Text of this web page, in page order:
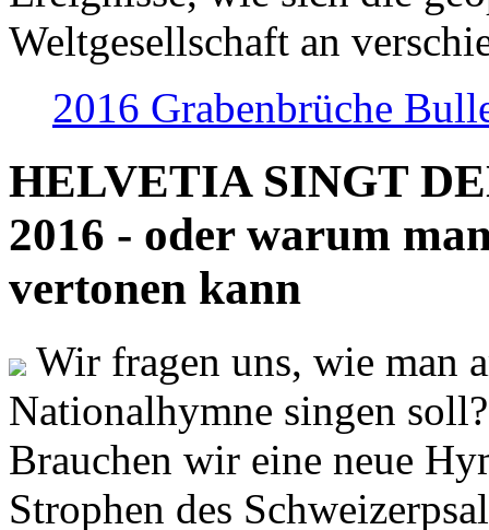
Weltgesellschaft an
2016 Grabenbrüche
HELVETIA SINGT
2016 - oder warum
vertonen kann
Wir fragen uns, wie man
Nationalhymne singen
Brauchen wir eine neue
Strophen des